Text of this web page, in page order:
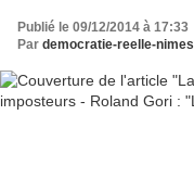
Publié le 09/12/2014 à 17:33
Par democratie-reelle-nimes